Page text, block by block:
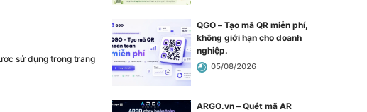
sử dụng trong trang
QGO – Tạo mã QR miễn phí,
không giới hạn cho doanh
nghiệp.
05/08/2026
ARGO.vn – Quét mã AR